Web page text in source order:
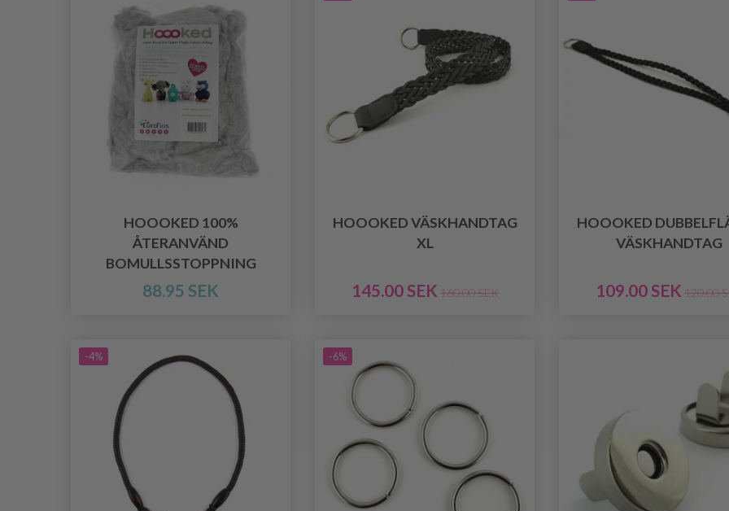
HOOOKED 100%
ÅTERANVÄND
BOMULLSSTOPPNING
88.95 SEK
HOOOKED VÄSKHANDTAG
XL
145.00 SEK 160.00 SEK
HOOOKED
VÄSKHANDTAG
109.00 SEK 120.00
-4% -6%